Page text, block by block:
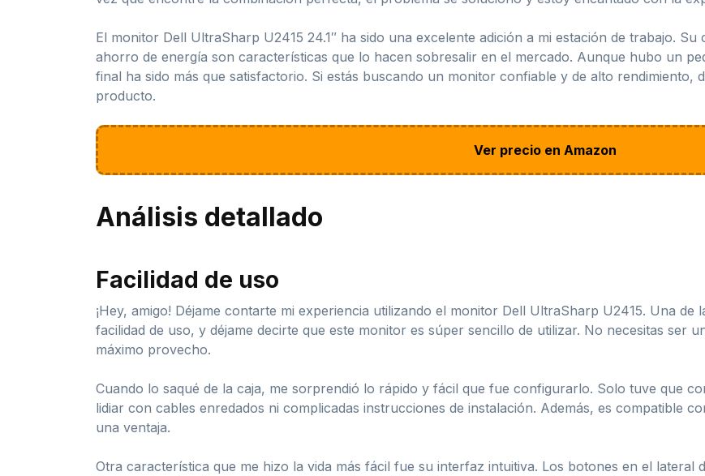
El monitor Dell UltraSharp U2415 24.1″ ha sido una excelente adición a mi estación de trabajo.
ahorro de energía son características que lo hacen sobresalir en el mercado. Aunque hubo un
final ha sido más que satisfactorio. Si estás buscando un monitor confiable y de alto rendimiento,
producto.
Ver precio en Amazon
Análisis detallado
Facilidad de uso
¡Hey, amigo! Déjame contarte mi experiencia utilizando el monitor Dell UltraSharp U2415. Una
facilidad de uso, y déjame decirte que este monitor es súper sencillo de utilizar. No necesitas ser
máximo provecho.
Cuando lo saqué de la caja, me sorprendió lo rápido y fácil que fue configurarlo. Solo tuve que
lidiar con cables enredados ni complicadas instrucciones de instalación. Además, es compatible
una ventaja.
Otra característica que me hizo la vida más fácil fue su interfaz intuitiva. Los botones en el lateral